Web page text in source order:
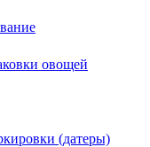
овощей
(датеры)